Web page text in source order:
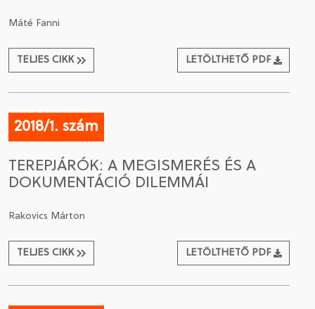
Máté Fanni
TELJES CIKK LETÖLTHETŐ PDF
2018/1. szám
TEREPJÁRÓK: A MEGISMERÉS ÉS A
DOKUMENTÁCIÓ DILEMMÁI
Rakovics Márton
TELJES CIKK LETÖLTHETŐ PDF